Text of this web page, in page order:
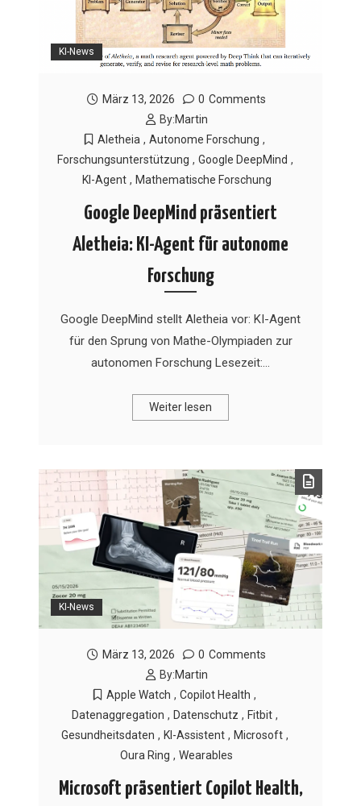
KI-News
März 13, 2026 0 Comments
By:Martin
Aletheia , Autonome Forschung ,
Forschungsunterstützung , Google DeepMind ,
KI-Agent , Mathematische Forschung
Google DeepMind präsentiert
Aletheia: KI-Agent für autonome
Forschung
Google DeepMind stellt Aletheia vor: KI-Agent
für den Sprung von Mathe-Olympiaden zur
autonomen Forschung Lesezeit:…
Weiter lesen
KI-News
März 13, 2026 0 Comments
By:Martin
Apple Watch , Copilot Health ,
Datenaggregation , Datenschutz , Fitbit ,
Gesundheitsdaten , KI-Assistent , Microsoft ,
Oura Ring , Wearables
Microsoft präsentiert Copilot Health,